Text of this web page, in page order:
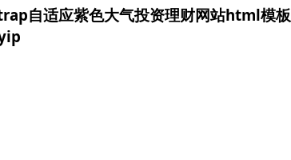
自适应紫色大气投资理财网站html模板